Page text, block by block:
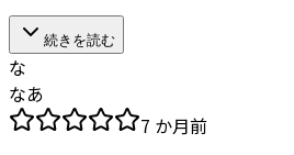
続きを読む
な
なあ
7 か月前